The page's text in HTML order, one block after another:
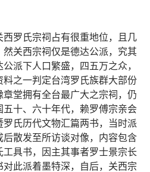
罗氏宗祠占有很重地位，且几
关西宗祠仅是德达公派，究其
派下人口繁盛，四五万之众，
之一判定台湾罗氏族群大部份
堂拥有全台最广大之宗祠，仍
十、六十年代，赖罗傅宗亲会
氏历代文物汇篇两书，当时派
散发至所访谈对像，内容包含
具书，因主其事者罗士景宗长
此派着墨特深，自后，关西宗